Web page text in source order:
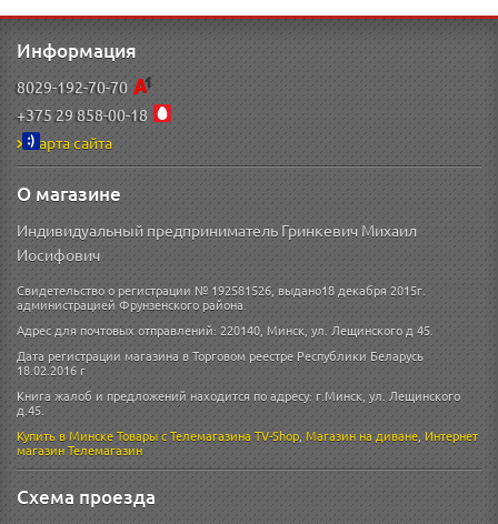
Информация
8029-192-70-70
+375 29 858-00-18
Карта сайта
О магазине
Индивидуальный предприниматель Гринкевич Михаил
Иосифович
Свидетельство о регистрации № 192581526, выдано18 декабря 2015г.
администрацией Фрунзенского района.
Адрес для почтовых отправлений: 220140, Минск, ул. Лещинского д 45.
Дата регистрации магазина в Торговом реестре Республики Беларусь
18.02.2016 г
Книга жалоб и предложений находится по адресу: г.Минск, ул. Лещинского
д.45.
Купить в МинскеТовары с Телемагазина TV-Shop,Магазин на диване,Интернет
магазинТелемагазин
Схема проезда